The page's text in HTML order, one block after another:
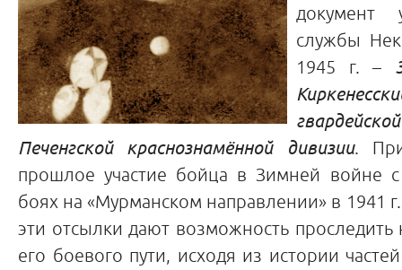
документ
службы
1945 г. –
Печенгской краснознамённой дивизии.
прошлое участие бойца в Зимней войне
боях на «Мурманском направлении» в 1941
эти отсылки дают возможность проследить
его боевого пути, исходя из истории